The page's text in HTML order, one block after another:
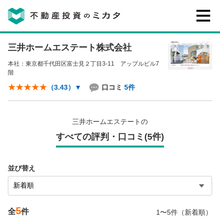
不動産投資のミカタとは
ご質問・ご予約 電話する
三井ホームエステート株式会社
本社：東京都千代田区富士見２丁目3-11 アップルビル7
階
（3.43） ▼ 口コミ 5件
三井ホームエステートの
すべての評判・口コミ(5件)
並び替え
全5件 1〜5件（新着順）